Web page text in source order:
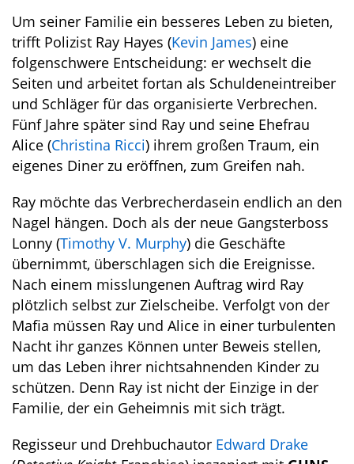
Um seiner Familie ein besseres Leben zu bieten,
trifft Polizist Ray Hayes (Kevin James) eine
folgenschwere Entscheidung: er wechselt die
Seiten und arbeitet fortan als Schuldeneintreiber
und Schläger für das organisierte Verbrechen.
Fünf Jahre später sind Ray und seine Ehefrau
Alice (Christina Ricci) ihrem großen Traum, ein
eigenes Diner zu eröffnen, zum Greifen nah.
Ray möchte das Verbrecherdasein endlich an den
Nagel hängen. Doch als der neue Gangsterboss
Lonny (Timothy V. Murphy) die Geschäfte
übernimmt, überschlagen sich die Ereignisse.
Nach einem misslungenen Auftrag wird Ray
plötzlich selbst zur Zielscheibe. Verfolgt von der
Mafia müssen Ray und Alice in einer turbulenten
Nacht ihr ganzes Können unter Beweis stellen,
um das Leben ihrer nichtsahnenden Kinder zu
schützen. Denn Ray ist nicht der Einzige in der
Familie, der ein Geheimnis mit sich trägt.
Regisseur und Drehbuchautor Edward Drake